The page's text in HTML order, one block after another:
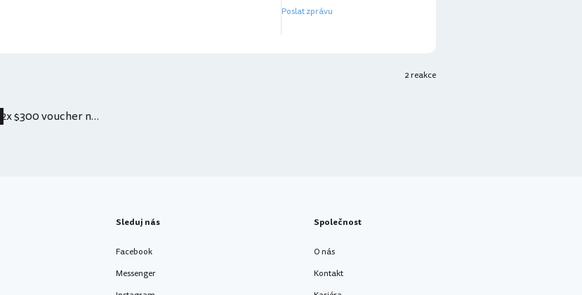
Poslat zprávu
2 reakce
2x $300 voucher na lety s United - prodáno
Sleduj nás
Facebook
Messenger
Společnost
O nás
Kontakt